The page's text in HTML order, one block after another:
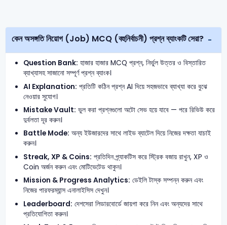
কেন অসঙ্গতি নিয়োগ (Job) MCQ (বহুনির্বাচনী) প্রশ্ন ব্যাংকটি সেরা?
Question Bank: হাজার হাজার MCQ প্রশ্ন, নির্ভুল উত্তর ও বিস্তারিত
ব্যাখ্যাসহ সাজানো সম্পূর্ণ প্রশ্ন ব্যাংক।
AI Explanation: প্রতিটি কঠিন প্রশ্ন AI দিয়ে সহজভাবে ব্যাখ্যা করে বুঝে
নেওয়ার সুযোগ।
Mistake Vault: ভুল করা প্রশ্নগুলো অটো সেভ হয়ে যাবে — পরে রিভিউ করে
দুর্বলতা দূর করুন।
Battle Mode: অন্য ইউজারদের সাথে লাইভ ব্যাটেল দিয়ে নিজের দক্ষতা যাচাই
করুন।
Streak, XP & Coins: প্রতিদিন প্র্যাকটিস করে স্ট্রিক বজায় রাখুন, XP ও
Coin অর্জন করুন এবং মোটিভেটেড থাকুন।
Mission & Progress Analytics: ডেইলি টাস্ক সম্পন্ন করুন এবং
নিজের পারফরম্যান্স এনালাইসিস দেখুন।
Leaderboard: দেশসেরা লিডারবোর্ডে জায়গা করে নিন এবং অন্যদের সাথে
প্রতিযোগিতা করুন।